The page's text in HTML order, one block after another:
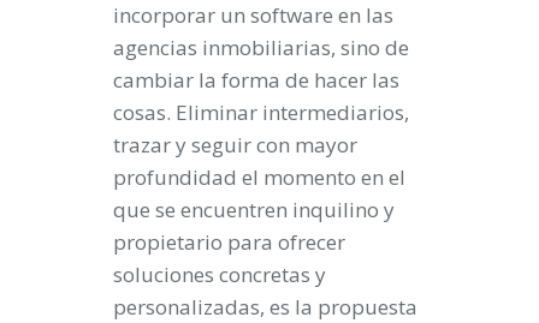
incorporar un software en las
agencias inmobiliarias, sino de
cambiar la forma de hacer las
cosas. Eliminar intermediarios,
trazar y seguir con mayor
profundidad el momento en el
que se encuentren inquilino y
propietario para ofrecer
soluciones concretas y
personalizadas, es la propuesta